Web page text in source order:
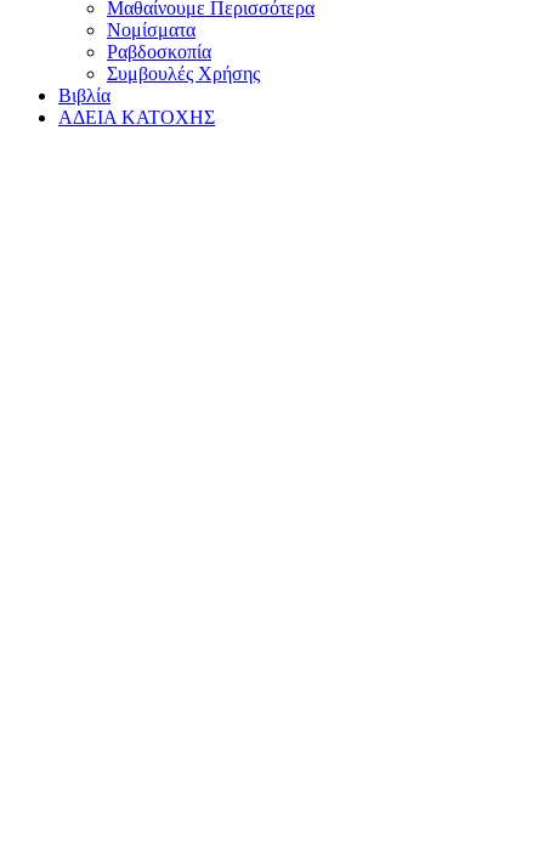
Μαθαίνουμε Περισσότερα
Νομίσματα
Ραβδοσκοπία
Συμβουλές Χρήσης
Βιβλία
ΑΔΕΙΑ ΚΑΤΟΧΗΣ